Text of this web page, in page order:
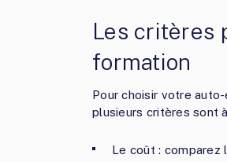
Les critères
formation
Pour choisir votre
plusieurs critères sont
Le coût :